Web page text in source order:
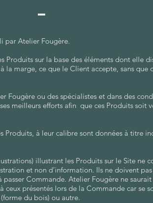
par Atelier Fougère.
Produits sur la base des éléments dont elle
la marge, ce que le Client accepte, sans que
Fougère ou des spécialistes et dans des
meilleurs efforts afin que ces Produits soit
Produits, à leur calibre sont données à titre
illustrant les Produits sur le Site ne
et non d’information. Ils ne doivent
Commande. Atelier Fougère ne
présentés lors de la Commande car se
du bois) ou autre.